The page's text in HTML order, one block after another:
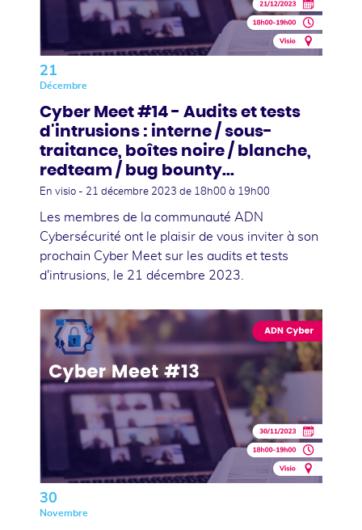
21
Décembre
Cyber Meet #14 - Audits et tests
d'intrusions : interne / sous-
traitance, boîtes noire / blanche,
redteam / bug bounty...
En visio - 21 décembre 2023 de 18h00 à 19h00
Les membres de la communauté ADN
Cybersécurité ont le plaisir de vous inviter à son
prochain Cyber Meet sur les audits et tests
d'intrusions, le 21 décembre 2023.
30
Novembre